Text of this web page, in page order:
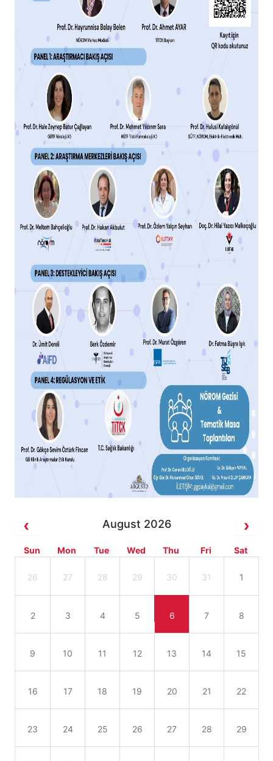
August 2026
Sun Mon Tue Wed Thu Fri Sat
26 27 28 29 30 31 1
2 3 4 5 6 7 8
9 10 11 12 13 14 15
16 17 18 19 20 21 22
23 24 25 26 27 28 29